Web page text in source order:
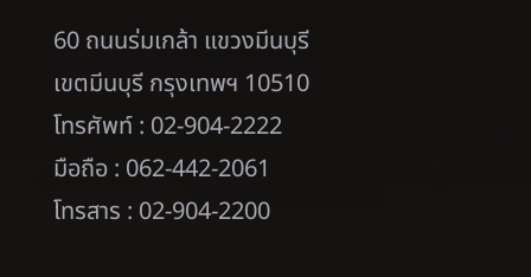
60 ถนนร่มเกล้า แขวงมีนบุรี
เขตมีนบุรี กรุงเทพฯ 10510
โทรศัพท์ : 02-904-2222
มือถือ : 062-442-2061
โทรสาร : 02-904-2200